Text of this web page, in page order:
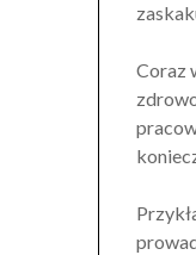
Coraz